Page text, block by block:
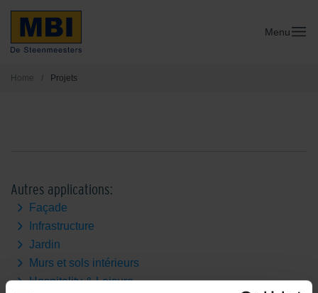
Menu
Home / Projets
Autres applications:
Façade
Infrastructure
Jardin
Murs et sols intérieurs
Hospitality & Leisure